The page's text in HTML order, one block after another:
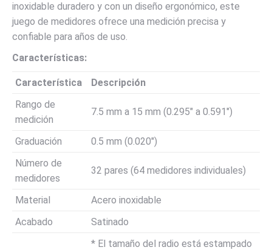
inoxidable duradero y con un diseño ergonómico, este
juego de medidores ofrece una medición precisa y
confiable para años de uso.
Características:
Característica
Descripción
Rango de
medición
7.5 mm a 15 mm (0.295″ a 0.591″)
Graduación
0.5 mm (0.020″)
Número de
medidores
32 pares (64 medidores individuales)
Material
Acero inoxidable
Acabado
Satinado
* El tamaño del radio está estampado